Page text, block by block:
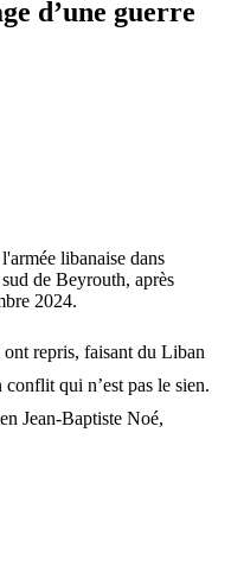
d’une guerre
libanaise dans
de Beyrouth, après
2024.
repris, faisant du Liban
qui n’est pas le sien.
Jean-Baptiste Noé,